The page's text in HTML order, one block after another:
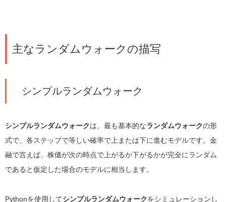
主なランダムウォークの描写
シンプルランダムウォーク
シンプルランダムウォークは、最も基本的なランダムウォークの形
式で、各ステップで等しい確率で上または下に進むモデルです。金
融で言えば、株価が次の時点で上がるか下がるかが完全にランダム
であると仮定した場合のモデルに相当します。
Pythonを使用してシンプルランダムウォークをシミュレーションし